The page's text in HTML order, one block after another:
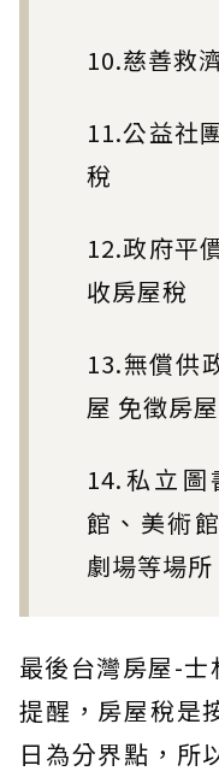
10.慈善救
11.公益社
稅
12.政府平
收房屋稅
13.無償供
屋 免徵房
14.私立
館、美術
劇場等場
最後台灣房屋-
提醒，房屋稅是
日為分界點，所